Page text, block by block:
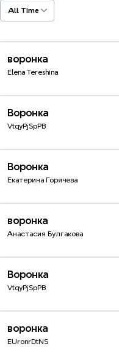
All Time
воронка
Elena Tereshina
Воронка
VtqyPjSpPB
Воронка
Екатерина Горячева
воронка
Анастасия Булгакова
Воронка
VtqyPjSpPB
воронка
EUronrDtNS